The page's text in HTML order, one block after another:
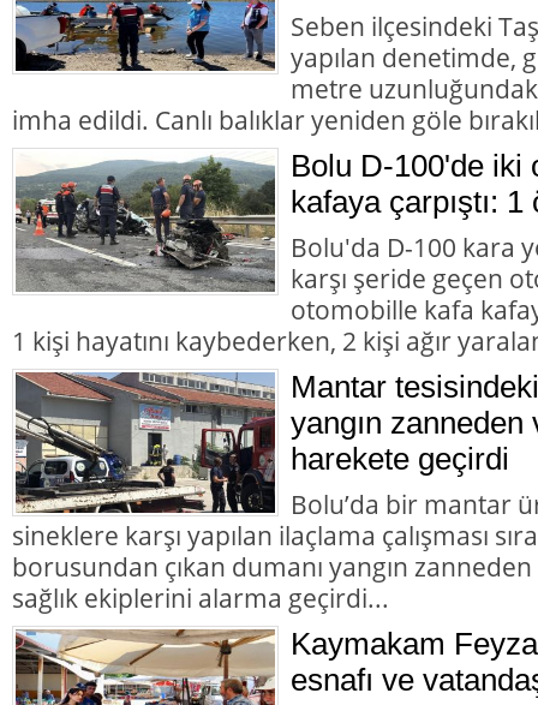
Seben ilçesindeki
yapılan denetimde,
metre
imha edildi. Canlı balıklar yeniden göle
Bolu D-100'de iki
kafaya çarpıştı: 1
Bolu'da D-100 kara
karşı şeride geçen
otomobille kafa
1 kişi hayatını kaybederken, 2 kişi ağır
Mantar
yangın
harekete geçirdi
Bolu’da bir mantar
sineklere karşı yapılan ilaçlama çalışması
borusundan çıkan dumanı yangın
sağlık ekiplerini alarma geçirdi...
Kaymakam
esnafı ve